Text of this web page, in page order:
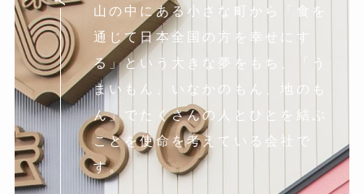
山の中にある小さな町から「食を
通じて日本全国の方を幸せにす
る」という大きな夢をもち、「う
まいもん、いなかのもん、地のも
ん」でたくさんの人とひとを結ぶ
ことを使命を考えている会社で
す。